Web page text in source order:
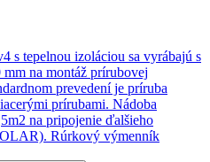
s tepelnou izoláciou sa vyrábajú s
na montáž prírubovej
prevedení je príruba
prírubami. Nádoba
na pripojenie ďalšieho
Rúrkový výmenník